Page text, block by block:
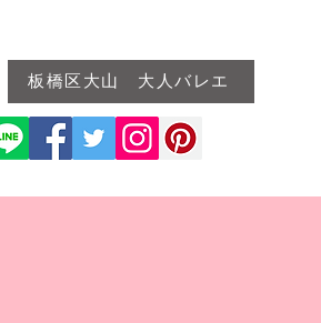
板橋区大山 大人バレエ